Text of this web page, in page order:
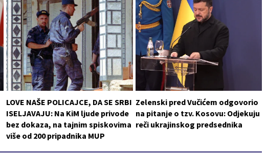
LOVE NAŠE POLICAJCE, DA SE SRBI
ISELJAVAJU: Na KiM ljude privode
bez dokaza, na tajnim spiskovima
više od 200 pripadnika MUP
Zelenski pred Vučićem odgovorio
na pitanje o tzv. Kosovu: Odjekuju
reči ukrajinskog predsednika